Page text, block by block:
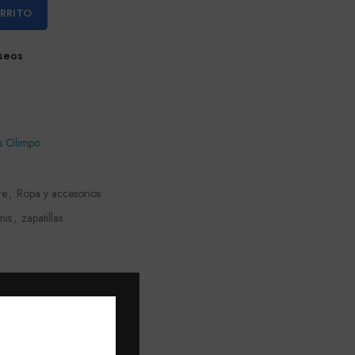
Olimpo
, Ropa y accesorios
, zapatillas